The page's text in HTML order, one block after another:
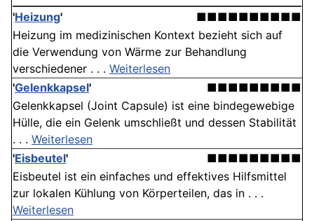
'Heizung'
■■■■■■■■■■
Heizung im medizinischen Kontext bezieht sich auf
die Verwendung von Wärme zur Behandlung
verschiedener . . . Weiterlesen
'Gelenkkapsel'
■■■■■■■■■
Gelenkkapsel (Joint Capsule) ist eine bindegewebige
Hülle, die ein Gelenk umschließt und dessen Stabilität
. . . Weiterlesen
'Eisbeutel'
■■■■■■■■■
Eisbeutel ist ein einfaches und effektives Hilfsmittel
zur lokalen Kühlung von Körperteilen, das in . . .
Weiterlesen